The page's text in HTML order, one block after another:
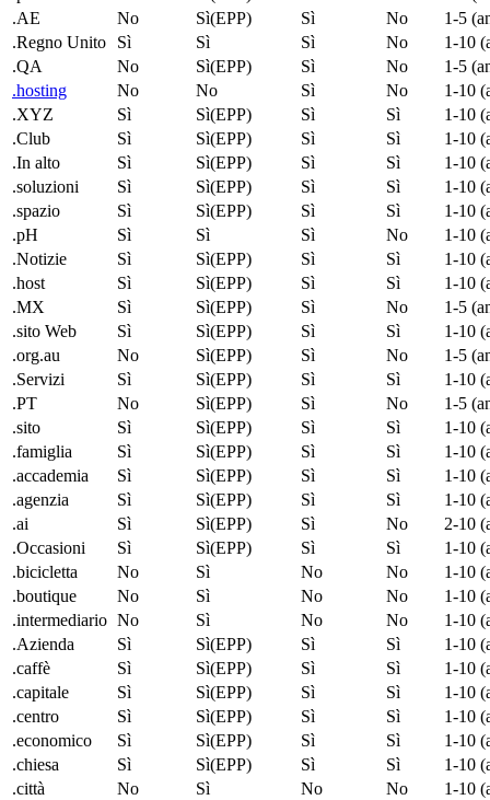
.AE
No Sì(EPP) Sì No
1-5
.Regno Unito
Sì Sì Sì No
1-10
.QA
No Sì(EPP) Sì No
1-5
.hosting
No No Sì No
1-10
.XYZ
Sì Sì(EPP) Sì Sì
1-10
.Club
Sì Sì(EPP) Sì Sì
1-10
.In alto
Sì Sì(EPP) Sì Sì
1-10
.soluzioni
Sì Sì(EPP) Sì Sì
1-10
.spazio
Sì Sì(EPP) Sì Sì
1-10
.pH
Sì Sì Sì No
1-10
.Notizie
Sì Sì(EPP) Sì Sì
1-10
.host
Sì Sì(EPP) Sì Sì
1-10
.MX
Sì Sì(EPP) Sì No
1-5
.sito Web
Sì Sì(EPP) Sì Sì
1-10
.org.au
No Sì(EPP) Sì No
1-5
.Servizi
Sì Sì(EPP) Sì Sì
1-10
.PT
No Sì(EPP) Sì No
1-5
.sito
Sì Sì(EPP) Sì Sì
1-10
.famiglia
Sì Sì(EPP) Sì Sì
1-10
.accademia
Sì Sì(EPP) Sì Sì
1-10
.agenzia
Sì Sì(EPP) Sì Sì
1-10
.ai Sì Sì(EPP) Sì No
2-10
.Occasioni
Sì Sì(EPP) Sì Sì
1-10
.bicicletta
No Sì No No
1-10
.boutique
No Sì No No
1-10
.intermediario No Sì No No
1-10
.Azienda
Sì Sì(EPP) Sì Sì
1-10
.caffè
Sì Sì(EPP) Sì Sì
1-10
.capitale
Sì Sì(EPP) Sì Sì
1-10
.centro
Sì Sì(EPP) Sì Sì
1-10
.economico
Sì Sì(EPP) Sì Sì
1-10
.chiesa
Sì Sì(EPP) Sì Sì
1-10
.città
No Sì No No
1-10